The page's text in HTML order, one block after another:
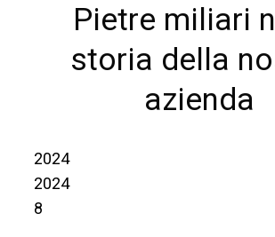
Pietre miliari
storia della
azienda
2024
2024
8